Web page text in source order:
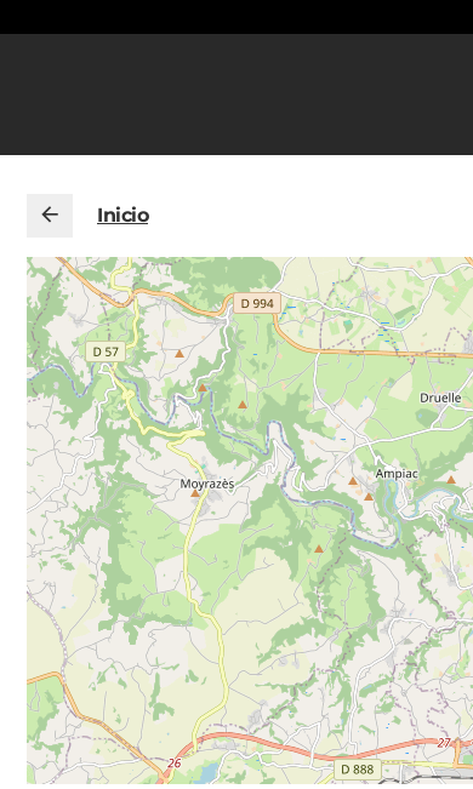
Inicio